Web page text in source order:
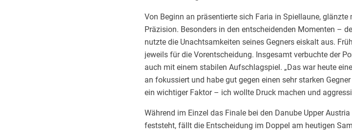
Von Beginn an präsentierte sich Faria in Spiellaune,
Präzision. Besonders in den entscheidenden Momenten –
nutzte die Unachtsamkeiten seines Gegners eiskalt aus.
jeweils für die Vorentscheidung. Insgesamt verbuchte der
auch mit einem stabilen Aufschlagspiel. „Das war heute
an fokussiert und habe gut gegen einen sehr starken
ein wichtiger Faktor – ich wollte Druck machen und
Während im Einzel das Finale bei den Danube Upper
feststeht, fällt die Entscheidung im Doppel am heutigen